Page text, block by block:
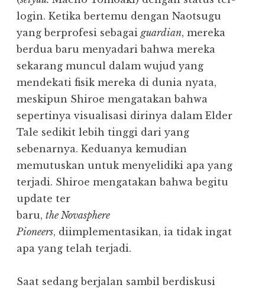
login. Ketika bertemu dengan Naotsugu
yang berprofesi sebagai guardian, mereka
berdua baru menyadari bahwa mereka
sekarang muncul dalam wujud yang
mendekati fisik mereka di dunia nyata,
meskipun Shiroe mengatakan bahwa
sepertinya visualisasi dirinya dalam Elder
Tale sedikit lebih tinggi dari yang
sebenarnya. Keduanya kemudian
memutuskan untuk menyelidiki apa yang
terjadi. Shiroe mengatakan bahwa begitu
update ter
baru, the Novasphere
Pioneers, diimplementasikan, ia tidak ingat
apa yang telah terjadi.
Saat sedang berjalan sambil berdiskusi